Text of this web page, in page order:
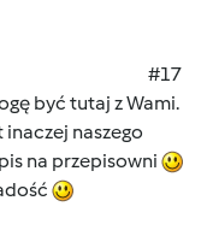
#17
być tutaj z Wami.
inaczej naszego
na przepisowni